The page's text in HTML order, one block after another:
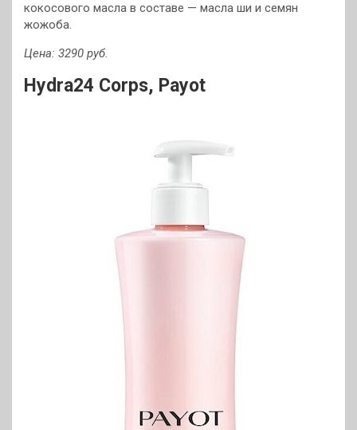
кокосового масла в составе — масла ши и семян
жожоба.
Цена: 3290 руб.
Hydra24 Corps, Payot